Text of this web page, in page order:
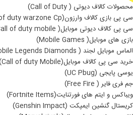
محصولات کالاف دیوتی ( Call of Duty)
سی پی بازی کالاف وارزون(Call of duty warzone Cp)
سی پی کالاف دیوتی موبایل( Call of duty mobile)
بازی های موبایل( Mobile Games)
الماس موبایل لجند ( Mobile Legends Diamonds)
خرید سی پی کالاف موبایل(Call of duty Mobile)
یوسی پایجی (UC Pbug)
جم فری فایر ( Free Fire)
ویباکس و ایتم های فورتنایت(Fortnite Items)
کریستال گنشین ایمپکت (Genshin Impact)